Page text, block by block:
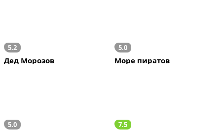
5.2
Дед Морозов
5.0
Море пиратов
5.0 7.5